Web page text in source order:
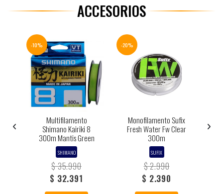
ACCESORIOS
-10%
Multifilamento
Shimano Kairiki 8
300m Mantis Green
SHIMANO
$ 35.990
$ 32.391
-20%
Monofilamento Sufix
Fresh Water Fw Clear
300m
SUFIX
$ 2.990
$ 2.390